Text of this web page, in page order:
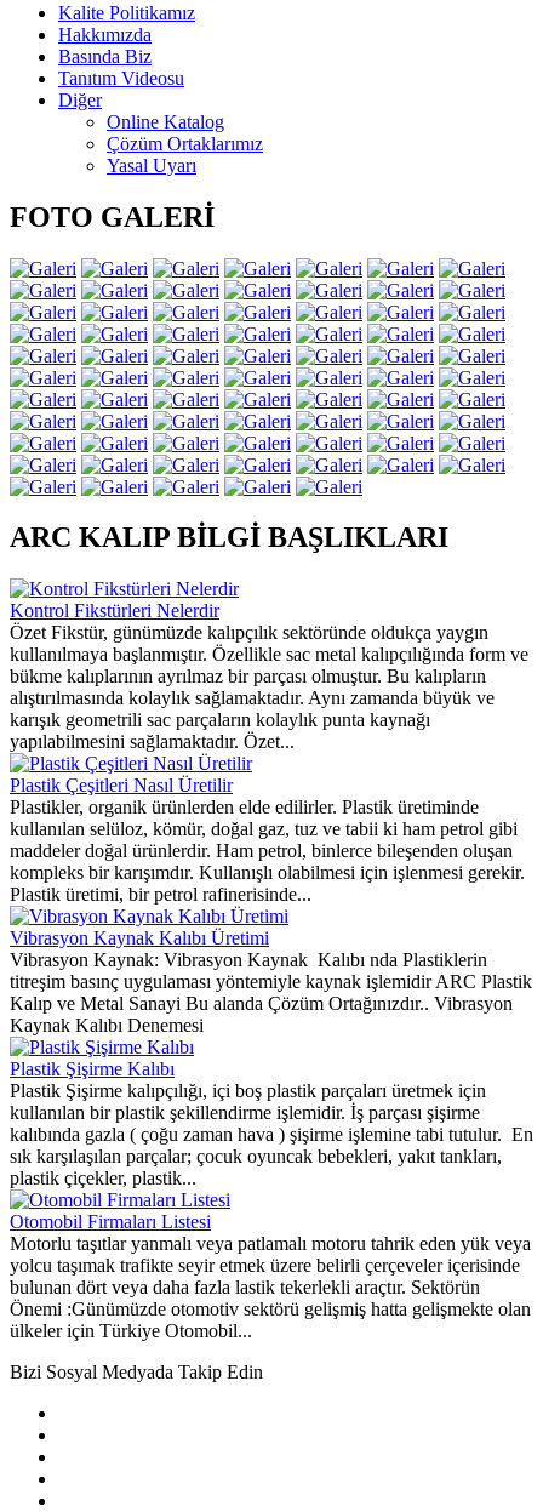
Kalite Politikamız
Hakkımızda
Basında Biz
Tanıtım Videosu
Diğer
Online Katalog
Çözüm Ortaklarımız
Yasal Uyarı
FOTO GALERİ
ARC KALIP BİLGİ BAŞLIKLARI
Kontrol Fikstürleri Nelerdir
Özet Fikstür, günümüzde kalıpçılık sektöründe oldukça yaygın
kullanılmaya başlanmıştır. Özellikle sac metal kalıpçılığında form ve
bükme kalıplarının ayrılmaz bir parçası olmuştur. Bu kalıpların
alıştırılmasında kolaylık sağlamaktadır. Aynı zamanda büyük ve
karışık geometrili sac parçaların kolaylık punta kaynağı
yapılabilmesini sağlamaktadır. Özet...
Plastik Çeşitleri Nasıl Üretilir
Plastikler, organik ürünlerden elde edilirler. Plastik üretiminde
kullanılan selüloz, kömür, doğal gaz, tuz ve tabii ki ham petrol gibi
maddeler doğal ürünlerdir. Ham petrol, binlerce bileşenden oluşan
kompleks bir karışımdır. Kullanışlı olabilmesi için işlenmesi gerekir.
Plastik üretimi, bir petrol rafinerisinde...
Vibrasyon Kaynak Kalıbı Üretimi
Vibrasyon Kaynak: Vibrasyon Kaynak Kalıbı nda Plastiklerin
titreşim basınç uygulaması yöntemiyle kaynak işlemidir ARC Plastik
Kalıp ve Metal Sanayi Bu alanda Çözüm Ortağınızdır.. Vibrasyon
Kaynak Kalıbı Denemesi
Plastik Şişirme Kalıbı
Plastik Şişirme kalıpçılığı, içi boş plastik parçaları üretmek için
kullanılan bir plastik şekillendirme işlemidir. İş parçası şişirme
kalıbında gazla ( çoğu zaman hava ) şişirme işlemine tabi tutulur. En
sık karşılaşılan parçalar; çocuk oyuncak bebekleri, yakıt tankları,
plastik çiçekler, plastik...
Otomobil Firmaları Listesi
Motorlu taşıtlar yanmalı veya patlamalı motoru tahrik eden yük veya
yolcu taşımak trafikte seyir etmek üzere belirli çerçeveler içerisinde
bulunan dört veya daha fazla lastik tekerlekli araçtır. Sektörün
Önemi :Günümüzde otomotiv sektörü gelişmiş hatta gelişmekte olan
ülkeler için Türkiye Otomobil...
Bizi Sosyal Medyada Takip Edin